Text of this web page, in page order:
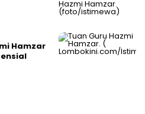
Hamzar